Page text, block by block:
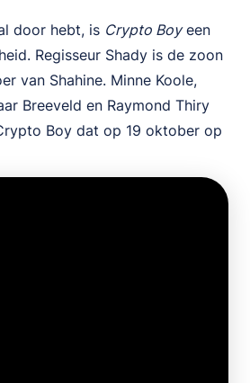
door hebt, is Crypto Boyeen
Regisseur Shady is de zoon
van Shahine. Minne Koole,
Breeveld en Raymond Thiry
Boy dat op 19 oktober op